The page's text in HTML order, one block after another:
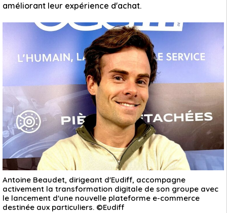
améliorant leur expérience d'achat.
Antoine Beaudet, dirigeant d'Eudiff, accompagne
activement la transformation digitale de son groupe avec
le lancement d'une nouvelle plateforme e-commerce
destinée aux particuliers. ©Eudiff